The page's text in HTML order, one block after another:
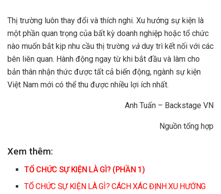
Thị trường luôn thay đổi và thích nghi. Xu hướng sự kiện là
một phần quan trọng của bất kỳ doanh nghiệp hoặc tổ chức
nào muốn bắt kịp nhu cầu thị trường và duy trì kết nối với các
bên liên quan. Hành động ngay từ khi bắt đầu và làm cho
bản thân nhận thức được tất cả biến động, ngành sự kiện
Việt Nam mới có thể thu được nhiều lợi ích nhất.
Anh Tuấn – Backstage VN
Nguồn tổng hợp
Xem thêm:
TỔ CHỨC SỰ KIỆN LÀ GÌ? (PHẦN 1)
TỔ CHỨC SỰ KIỆN LÀ GÌ? CÁCH XÁC ĐỊNH XU HƯỚNG